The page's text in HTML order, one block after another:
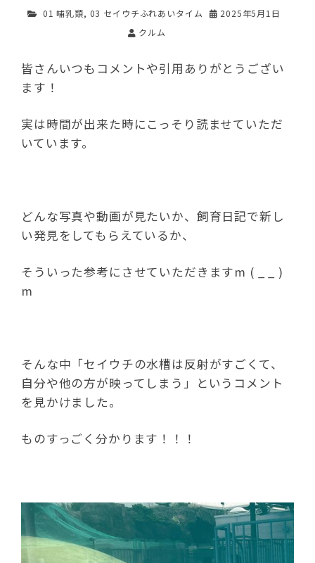
01 哺乳類, 03 セイウチふれあいタイム
2025年5月1日
クルム
皆さんいつもコメントや引用ありがとうござい
ます！
実は時間が出来た時にこっそり読ませていただ
いています。
どんな写真や動画が見たいか、飼育日記で新し
い発見をしてもらえているか、
そういった参考にさせていただきますm ( _ _ )
m
そんな中「セイウチの水槽は反射がすごくて、
自分や他の方が映ってしまう」というコメント
を見かけました。
ものすっごく分かります！！！